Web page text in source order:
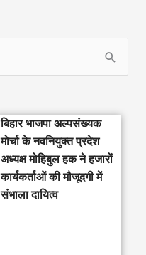
बिहार भाजपा अल्पसंख्यक
मोर्चा के नवनियुक्त प्रदेश
अध्यक्ष मोहिबुल हक ने हजारों
कार्यकर्ताओं की मौजूदगी में
संभाला दायित्व